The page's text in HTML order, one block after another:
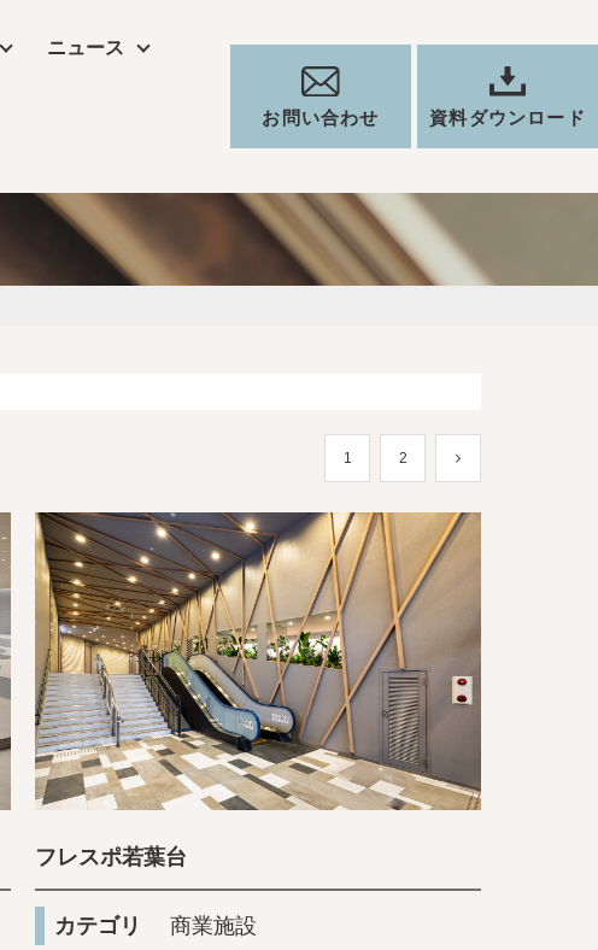
ニュース
お問い合わせ 資料ダウンロード
1 2
フレスポ若葉台
カテゴリ 商業施設